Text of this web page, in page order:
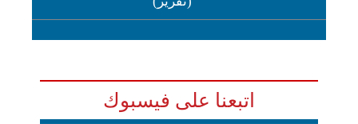
اتبعنا على فيسبوك